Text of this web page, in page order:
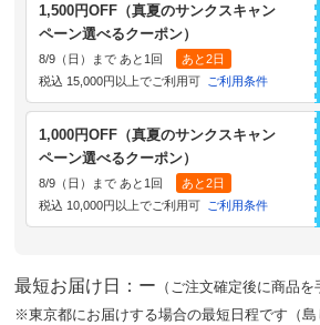
1,500円OFF（真夏のサンクスキャン
ペーン選べるクーポン）
8/9（日）まで あと1回
あと2日
税込 15,000円以上でご利用可
ご利用条件
1,000円OFF（真夏のサンクスキャン
ペーン選べるクーポン）
8/9（日）まで あと1回
あと2日
税込 10,000円以上でご利用可
ご利用条件
最短お届け日：ー （ご注文確定後に商品を
※東京都にお届けする場合の最短日程です（島